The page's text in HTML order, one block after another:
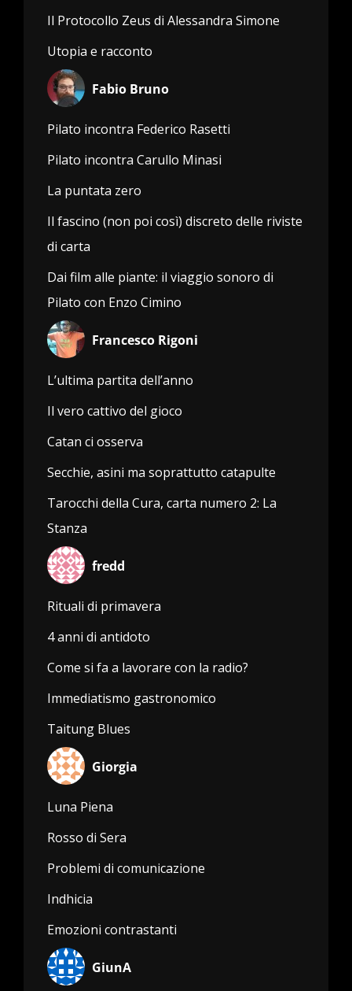
Il Protocollo Zeus di Alessandra Simone
Utopia e racconto
Fabio Bruno
Pilato incontra Federico Rasetti
Pilato incontra Carullo Minasi
La puntata zero
Il fascino (non poi così) discreto delle riviste
di carta
Dai film alle piante: il viaggio sonoro di
Pilato con Enzo Cimino
Francesco Rigoni
L’ultima partita dell’anno
Il vero cattivo del gioco
Catan ci osserva
Secchie, asini ma soprattutto catapulte
Tarocchi della Cura, carta numero 2: La
Stanza
fredd
Rituali di primavera
4 anni di antidoto
Come si fa a lavorare con la radio?
Immediatismo gastronomico
Taitung Blues
Giorgia
Luna Piena
Rosso di Sera
Problemi di comunicazione
Indhicia
Emozioni contrastanti
GiunA